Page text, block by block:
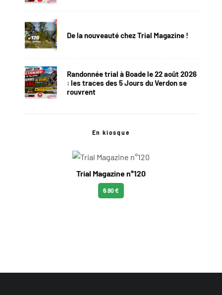
De la nouveauté chez Trial Magazine !
Randonnée trial à Boade le 22 août 2026
: les traces des 5 Jours du Verdon se
rouvrent
En kiosque
Trial Magazine n°120
6.90 €